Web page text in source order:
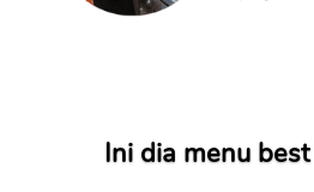
Ini dia menu